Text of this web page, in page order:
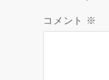
コメント ※